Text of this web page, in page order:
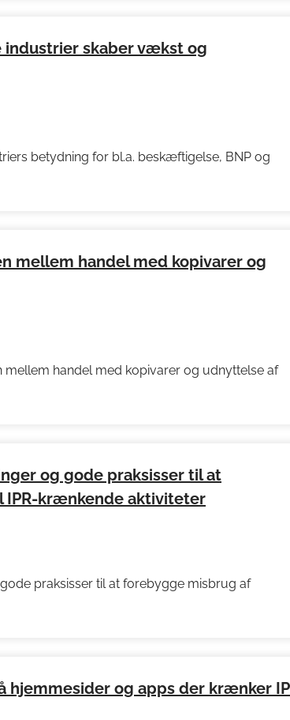
industrier skaber vækst og
betydning for bl.a. beskæftigelse, BNP og
mellem handel med kopivarer og
handel med kopivarer og udnyttelse af
og gode praksisser til at
IPR-krænkende aktiviteter
praksisser til at forebygge misbrug af
hjemmesider og apps der krænker